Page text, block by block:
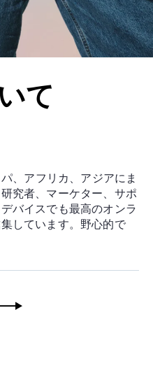
て
、アフリカ、アジアにま
究者、マーケター、サポ
バイスでも最高のオンラ
しています。野心的で